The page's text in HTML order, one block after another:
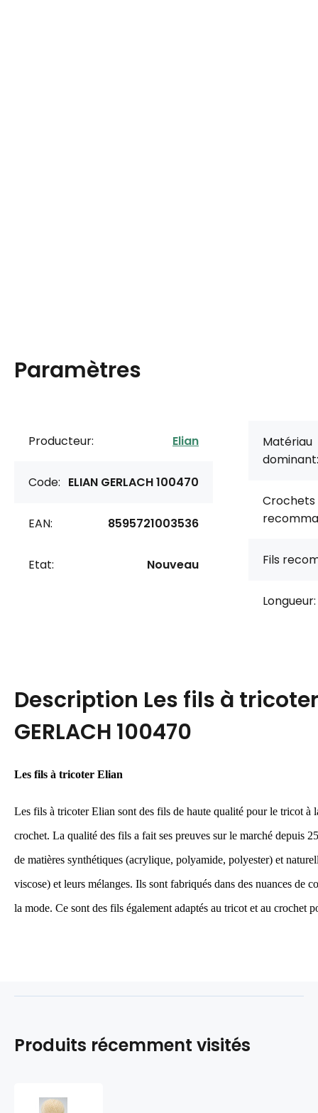
Paramètres
Producteur: Elian
Code: ELIAN GERLACH 100470
EAN: 8595721003536
Etat: Nouveau
Matériau
dominant:
Crochets
Fils
Longueur:
Description Les fils à tricoter
GERLACH 100470
Les fils à tricoter Elian
Les fils à tricoter Elian sont des fils de haute qualité pour le tricot à
crochet. La qualité des fils a fait ses preuves sur le marché depuis
de matières synthétiques (acrylique, polyamide, polyester) et
viscose) et leurs mélanges. Ils sont fabriqués dans des nuances de
la mode. Ce sont des fils également adaptés au tricot et au crochet
Produits récemment visités